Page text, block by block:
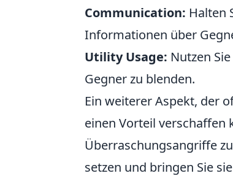
Communication: Halten
Informationen über
Utility Usage: Nutzen
Gegner zu blenden.
Ein weiterer Aspekt, der
einen Vorteil verschaffen
Überraschungsangriffe
setzen und bringen Sie